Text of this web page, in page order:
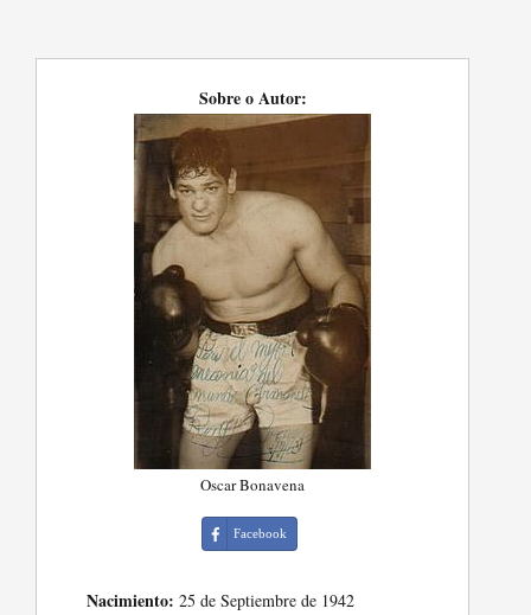
Sobre o Autor:
Oscar Bonavena
Facebook
Nacimiento: 25 de Septiembre de 1942